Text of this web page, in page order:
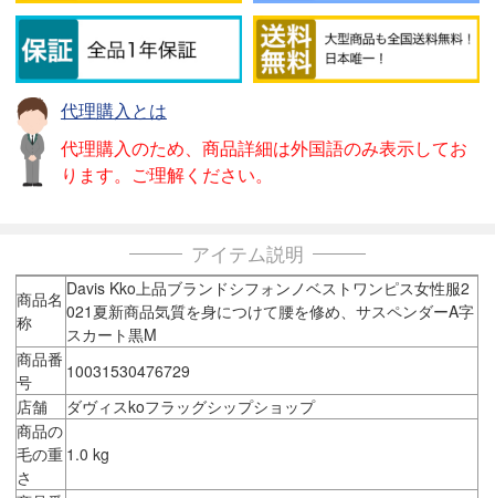
代理購入とは
代理購入のため、商品詳細は外国語のみ表示してお
ります。ご理解ください。
アイテム説明
商品名
称
Davis Kko上品ブランドシフォンノベストワンピス女性服2
021夏新商品気質を身につけて腰を修め、サスペンダーA字
スカート黒M
商品番
号
10031530476729
店舗
ダヴィスkoフラッグシップショップ
商品の
毛の重
さ
1.0 kg